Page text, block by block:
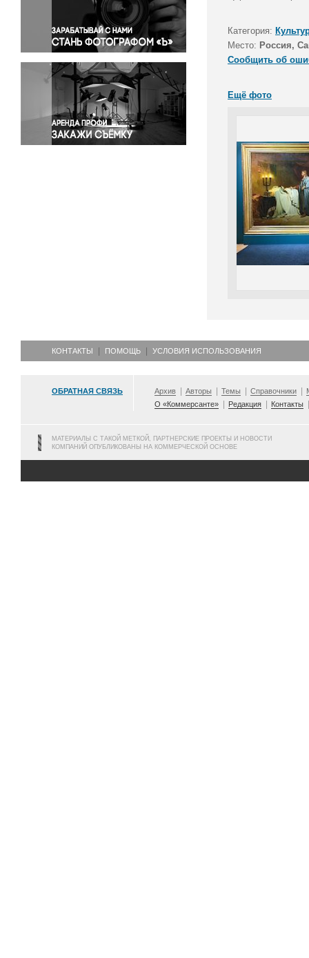
Правосудие
Происшествия и конфликты
Религия
Светская жизнь
Спорт
Экология
Экономика и бизнес
Категория:
Место: Россия,
Сообщить об
Ещё фото
КОНТАКТЫ ПОМОЩЬ УСЛОВИЯ ИСПОЛЬЗОВАНИЯ
ОБРАТНАЯ СВЯЗЬ Архив Авторы Темы Справочники
О «Коммерсанте»
Редакция Контакты
МАТЕРИАЛЫ С ТАКОЙ МЕТКОЙ, ПАРТНЕРСКИЕ ПРОЕКТЫ И НОВОСТИ
КОМПАНИЙ ОПУБЛИКОВАНЫ НА КОММЕРЧЕСКОЙ ОСНОВЕ